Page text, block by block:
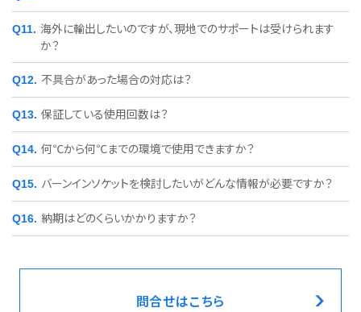
海外に輸出したいのですが、現地でのサポートは受けられます
か？
不具合があった場合の対応は？
保証している使用回数は？
何℃から何℃までの環境で使用できますか？
バーンインソケットを検討したいがどんな情報が必要ですか？
納期はどのくらいかかりますか？
問合せはこちら